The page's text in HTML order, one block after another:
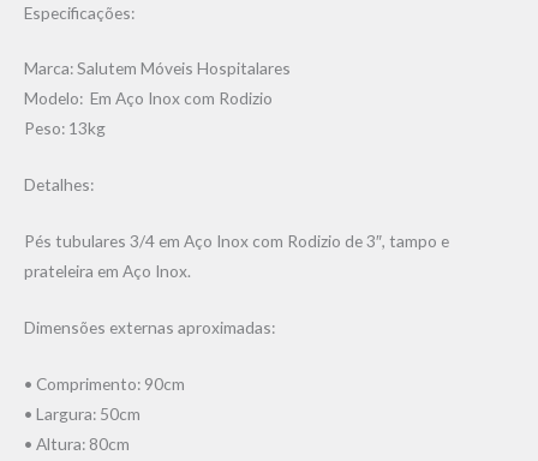
Especificações:
Marca: Salutem Móveis Hospitalares
Modelo: Em Aço Inox com Rodizio
Peso: 13kg
Detalhes:
Pés tubulares 3/4 em Aço Inox com Rodizio de 3″, tampo e
prateleira em Aço Inox.
Dimensões externas aproximadas:
• Comprimento: 90cm
• Largura: 50cm
• Altura: 80cm